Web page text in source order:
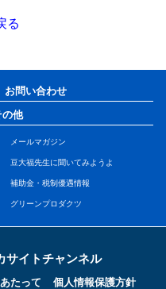
る
お問い合わせ
の他
メールマガジン
豆大福先生に聞いてみようよ
補助金・税制優遇情報
グリーンプロダクツ
サイトチャンネル
たって 個人情報保護方針